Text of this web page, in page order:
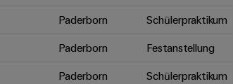
Paderborn Schülerpraktikum
Paderborn Festanstellung
Paderborn Schülerpraktikum